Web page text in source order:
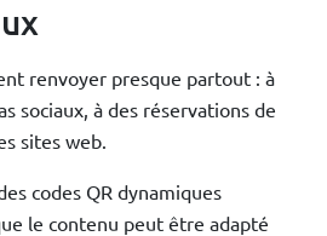
renvoyer presque partout : à
sociaux, à des réservations de
sites web.
codes QR dynamiques
le contenu peut être adapté